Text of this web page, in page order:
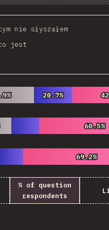
Data Share
nie słyszałem
to jest
20.7%
20.7%
60.5%
60.5%
69.2%
69.2%
% of question
respondents